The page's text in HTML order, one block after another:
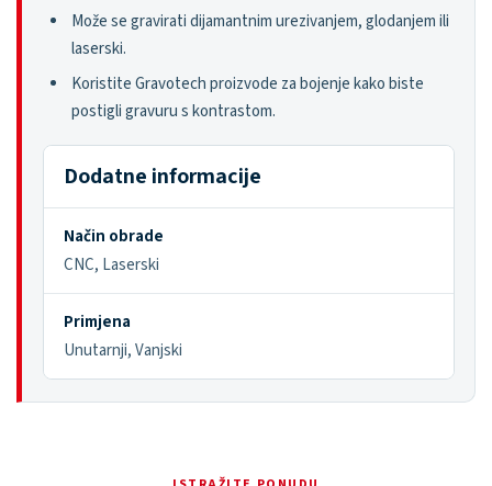
Može se gravirati dijamantnim urezivanjem, glodanjem ili
laserski.
Koristite Gravotech proizvode za bojenje kako biste
postigli gravuru s kontrastom.
Dodatne informacije
Način obrade
CNC, Laserski
Primjena
Unutarnji, Vanjski